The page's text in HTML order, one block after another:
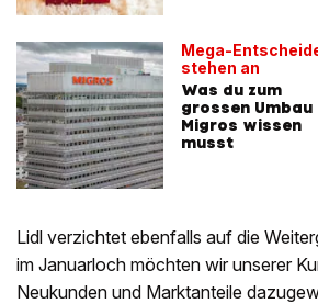
Mega-
stehen an
Was du zum
grossen Umbau
Migros wissen
musst
Lidl verzichtet ebenfalls auf die
im Januarloch möchten wir unserer
Neukunden und Marktanteile